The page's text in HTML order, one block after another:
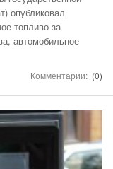
опубликовал
топливо за
автомобильное
Комментарии: (0)